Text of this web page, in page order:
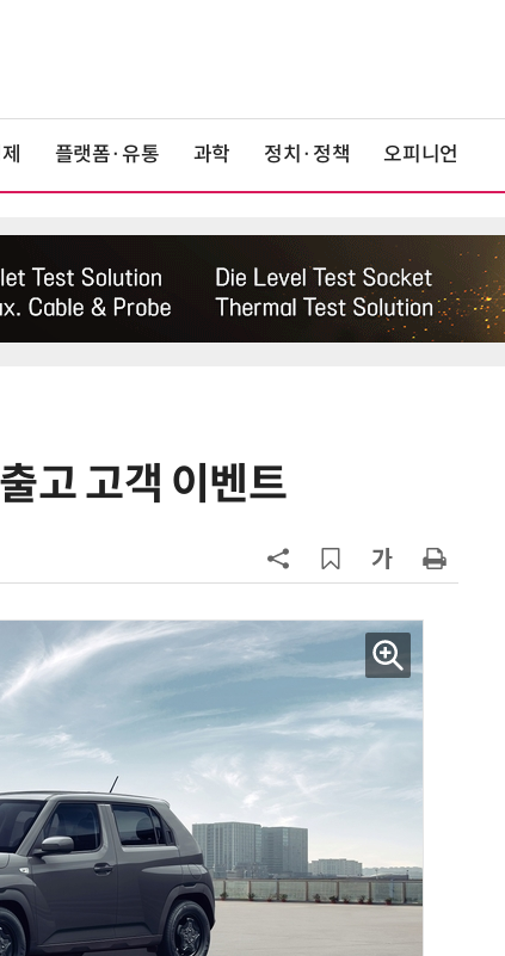
플랫폼·유통 과학 정치·정책 오피니언
고 고객 이벤트
6
중국산 車 수입 1년 새 2배…獨 제치
제네시스-대한항공, 전기차 구매 시
신차 쏟아내는 수입차, 최대 실적 찍
BMW코리아, 7시리즈 등 '8월 한정
판' 3종 출시
10 [클릭! 이차] 애스턴마틴 '헤리티지
에디션'